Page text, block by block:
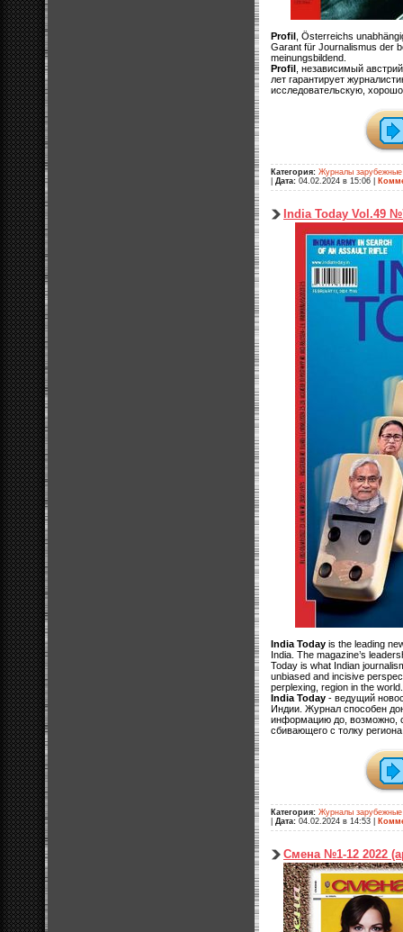
Profil , Österreichs
Garant für Journalismus der
meinungsbildend.
Profil , независимый
лет гарантирует
исследовательскую,
Категория: Журналы зарубежные
Дата: 04.02.2024 в 15:06
India Today Vol.49
India Today is the leading
India. The magazine’s
Today is what Indian
unbiased and incisive
perplexing, region in the world.
India Today - ведущий
Индии. Журнал способен
информацию до, возможно,
сбивающего с толку
Категория: Журналы зарубежные
Дата: 04.02.2024 в 14:53
Смена №1-12 2022